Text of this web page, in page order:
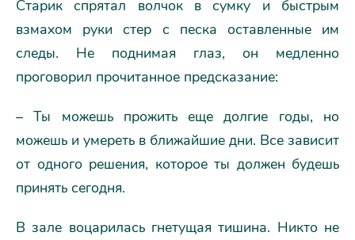
Старик спрятал волчок в сумку и быстрым
взмахом руки стер с песка оставленные им
следы. Не поднимая глаз, он медленно
проговорил прочитанное предсказание:
– Ты можешь прожить еще долгие годы, но
можешь и умереть в ближайшие дни. Все зависит
от одного решения, которое ты должен будешь
принять сегодня.
В зале воцарилась гнетущая тишина. Никто не